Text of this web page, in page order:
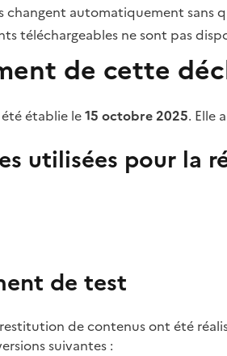
changent automatiquement sans
téléchargeables ne sont pas
de cette
établie le15 octobre 2025. Elle
utilisées pour la
de test
de contenus ont été
suivantes :